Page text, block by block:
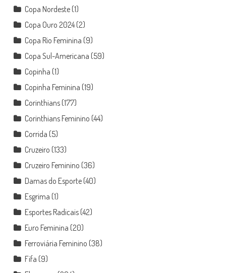
Copa Nordeste(1)
Copa Ouro 2024(2)
Copa Rio Feminina (9)
Copa Sul-Americana (59)
Copinha (1)
Copinha Feminina (19)
Corinthians(177)
Corinthians Feminino (44)
Corrida (5)
Cruzeiro (133)
Cruzeiro Feminino (36)
Damas do Esporte(40)
Esgrima (1)
Esportes Radicais(42)
Euro Feminina (20)
Ferroviária Feminino (38)
Fifa (9)